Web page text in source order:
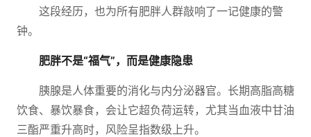
这段经历，也为所有肥胖人群敲响了一记健康的警
钟。
肥胖不是“福气”，而是健康隐患
胰腺是人体重要的消化与内分泌器官。长期高脂高糖
饮食、暴饮暴食，会让它超负荷运转，尤其当血液中甘油
三酯严重升高时，风险呈指数级上升。